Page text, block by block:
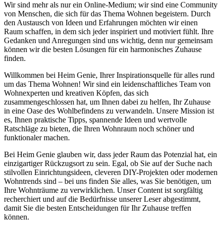
Wir sind mehr als nur ein Online-Medium; wir sind eine Community
von Menschen, die sich für das Thema Wohnen begeistern. Durch
den Austausch von Ideen und Erfahrungen möchten wir einen
Raum schaffen, in dem sich jeder inspiriert und motiviert fühlt. Ihre
Gedanken und Anregungen sind uns wichtig, denn nur gemeinsam
können wir die besten Lösungen für ein harmonisches Zuhause
finden.
Willkommen bei Heim Genie, Ihrer Inspirationsquelle für alles rund
um das Thema Wohnen! Wir sind ein leidenschaftliches Team von
Wohnexperten und kreativen Köpfen, das sich
zusammengeschlossen hat, um Ihnen dabei zu helfen, Ihr Zuhause
in eine Oase des Wohlbefindens zu verwandeln. Unsere Mission ist
es, Ihnen praktische Tipps, spannende Ideen und wertvolle
Ratschläge zu bieten, die Ihren Wohnraum noch schöner und
funktionaler machen.
Bei Heim Genie glauben wir, dass jeder Raum das Potenzial hat, ein
einzigartiger Rückzugsort zu sein. Egal, ob Sie auf der Suche nach
stilvollen Einrichtungsideen, cleveren DIY-Projekten oder modernen
Wohntrends sind – bei uns finden Sie alles, was Sie benötigen, um
Ihre Wohnträume zu verwirklichen. Unser Content ist sorgfältig
recherchiert und auf die Bedürfnisse unserer Leser abgestimmt,
damit Sie die besten Entscheidungen für Ihr Zuhause treffen
können.